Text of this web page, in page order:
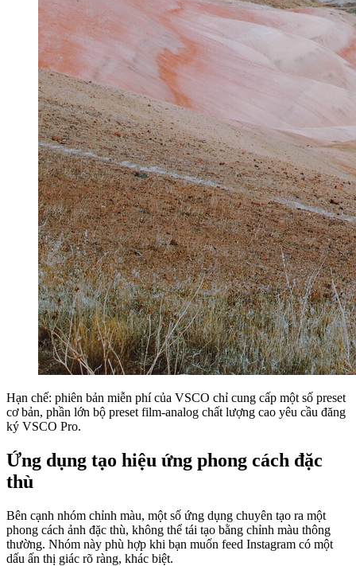
Hạn chế: phiên bản miễn phí của VSCO chỉ cung cấp một số preset
cơ bản, phần lớn bộ preset film-analog chất lượng cao yêu cầu đăng
ký VSCO Pro.
Ứng dụng tạo hiệu ứng phong cách đặc
thù
Bên cạnh nhóm chỉnh màu, một số ứng dụng chuyên tạo ra một
phong cách ảnh đặc thù, không thể tái tạo bằng chỉnh màu thông
thường. Nhóm này phù hợp khi bạn muốn feed Instagram có một
dấu ấn thị giác rõ ràng, khác biệt.